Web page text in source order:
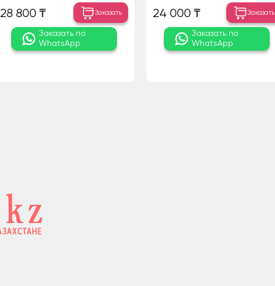
28 800 ₸ Заказать
Заказать по
WhatsApp
24 000 ₸ Заказать
Заказать по
WhatsApp